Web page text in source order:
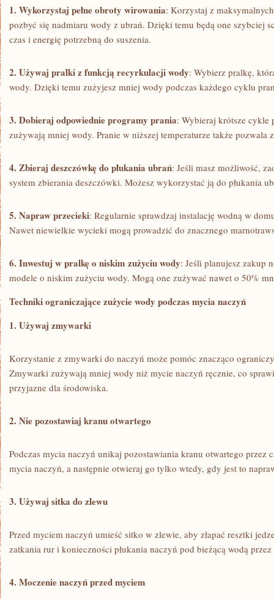
1. Wykorzystaj pełne obroty wirowania: Korzystaj z
pozbyć się nadmiaru wody z ubrań. Dzięki temu będą one‌ szybciej
czas i energię potrzebną do suszenia.
2. Używaj⁢ pralki⁣ z⁢ funkcją recyrkulacji wody: Wybierz pralkę,
wody.‌ Dzięki temu zużyjesz mniej wody podczas każdego cyklu
3. Dobieraj odpowiednie programy prania: Wybieraj krótsze cykle
zużywają mniej wody.⁣ Pranie w niższej temperaturze także pozwala⁣
4. Zbieraj deszczówkę do ‌płukania ubrań: Jeśli ‌masz⁣ możliwość,
system zbierania deszczówki. Możesz wykorzystać ją do płukania
5. Napraw przecieki: Regularnie sprawdzaj instalację wodną w
Nawet niewielkie wycieki mogą prowadzić do znacznego
6. Inwestuj⁢ w pralkę o niskim zużyciu wody: Jeśli planujesz zakup
modele o⁢ niskim zużyciu wody. Mogą one zużywać nawet o 50%
Techniki ograniczające zużycie wody podczas mycia naczyń
1. Używaj zmywarki
Korzystanie z zmywarki do naczyń może pomóc znacząco
Zmywarki zużywają mniej wody⁢ niż mycie naczyń ręcznie, co
przyjazne dla środowiska.
2. Nie pozostawiaj kranu otwartego
Podczas mycia⁢ naczyń unikaj pozostawiania kranu otwartego przez
mycia naczyń, ​a następnie otwieraj go⁣ tylko wtedy, gdy jest to
3. Używaj sitka do ​zlewu
Przed myciem naczyń umieść sitko w zlewie, aby złapać resztki
zatkania rur i ⁣konieczności płukania naczyń pod bieżącą wodą przez
4. Moczenie ‌naczyń przed myciem